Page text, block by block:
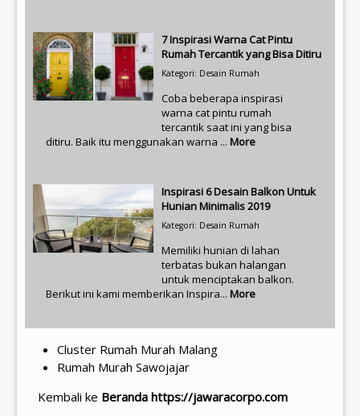
7 Inspirasi Warna Cat Pintu
Rumah Tercantik yang Bisa Ditiru
Kategori: Desain Rumah
Coba beberapa inspirasi
warna cat pintu rumah
tercantik saat ini yang bisa
ditiru. Baik itu menggunakan warna ... More
Inspirasi 6 Desain Balkon Untuk
Hunian Minimalis 2019
Kategori: Desain Rumah
Memiliki hunian di lahan
terbatas bukan halangan
untuk menciptakan balkon.
Berikut ini kami memberikan Inspira... More
Cluster Rumah Murah Malang
Rumah Murah Sawojajar
Kembali ke Beranda https://jawaracorpo.com